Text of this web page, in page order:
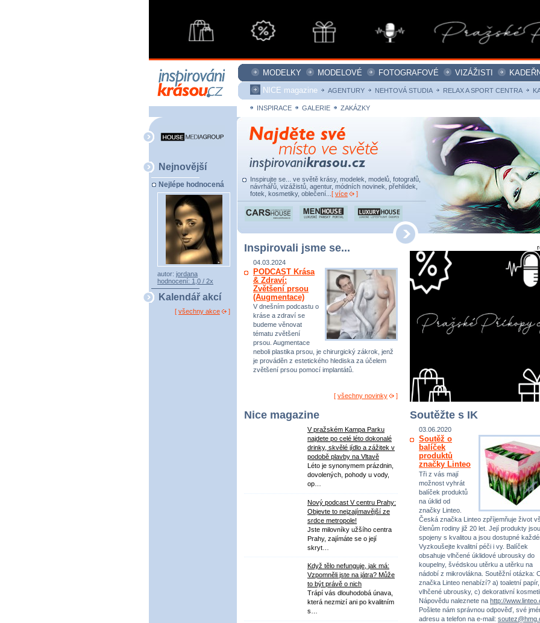
MODELKY MODELOVÉ FOTOGRAFOVÉ VIZÁŽISTI
NICE magazine
AGENTURY NEHTOVÁ STUDIA RELAX A SPORT CENTRA
INSPIRACE GALERIE ZAKÁZKY
Nejnovější
Nejlépe hodnocená
autor: jordana
hodnocení: 1,0 / 2x
Kalendář akcí
[ všechny akce ]
Inspirujte se... ve světě krásy, modelek, modelů, fotografů,
návrhářů, vizážistů, agentur, módních novinek, přehlídek,
fotek, kosmetiky, oblečení... [ více ]
Inspirovali jsme se...
04.03.2024
PODCAST Krása
& Zdraví:
Zvětšení prsou
(Augmentace)
V dnešním podcastu o
kráse a zdraví se
budeme věnovat
tématu zvětšení
prsou. Augmentace
neboli plastika prsou, je chirurgický zákrok, jenž
je prováděn z estetického hlediska za účelem
zvětšení prsou pomocí implantátů.
[ všechny novinky ]
Nice magazine
V pražském Kampa Parku
najdete po celé léto dokonalé
drinky, skvělé jídlo a zážitek v
podobě plavby na Vltavě
Léto je synonymem prázdnin,
dovolených, pohody u vody,
op…
Nový podcast V centru Prahy:
Objevte to nejzajímavější ze
srdce metropole!
Jste milovníky užšího centra
Prahy, zajímáte se o její
skryt…
Když tělo nefunguje, jak má:
Vzpomněli jste na játra? Může
to být právě o nich
Trápí vás dlouhodobá únava,
která nezmizí ani po kvalitním
s…
Soutěžte s IK
03.06.2020
Soutěž o
balíček
produktů
značky Linteo
Tři z vás mají
možnost vyhrát
balíček produktů
na úklid od
značky Linteo.
Česká značka Linteo zpříjemňuje život
členům rodiny již 20 let. Její produkty jsou
spojeny s kvalitou a jsou dostupné
Vyzkoušejte kvalitní péči i vy. Balíček
obsahuje vlhčené úklidové ubrousky do
koupelny, švédskou utěrku a utěrku na
nádobí z mikrovlákna. Soutěžní otázka:
značka Linteo nenabízí? a) toaletní
vlhčené ubrousky, c) dekorativní
Nápovědu naleznete na http://
Pošlete nám správnou odpověď, své
adresu a telefon na e-mail: